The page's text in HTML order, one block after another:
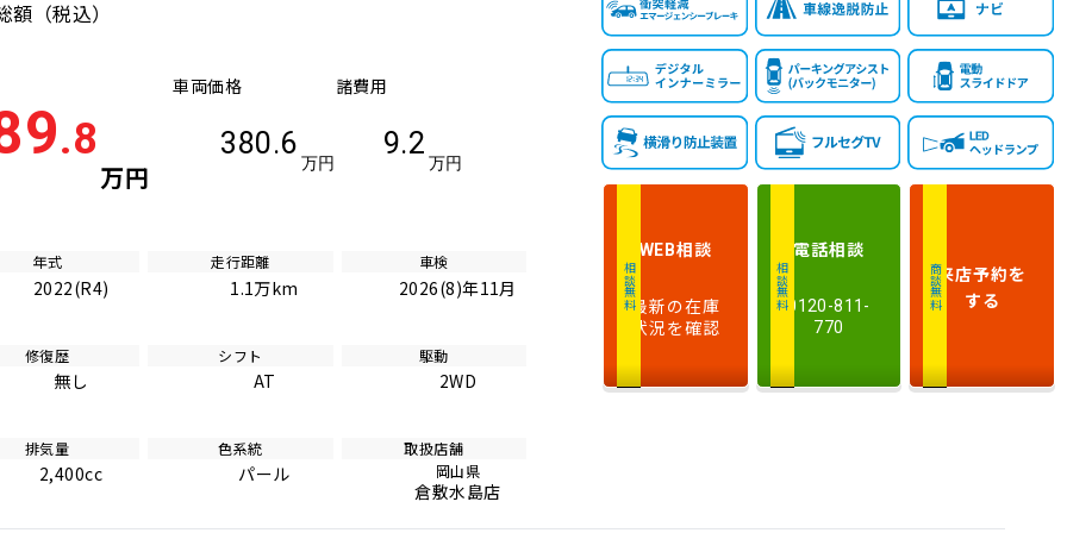
額 （税込）
.8
万円
車両価格
380.6
万円
諸費用
9.2
万円
年式
2022(R4)
走行距離
1.1万km
車検
2026(8)年11月
修復歴
無し
シフト
AT
駆動
2WD
排気量
2,400cc
色系統
パール
取扱店舗
岡山県
倉敷水島店
相談無料
WEB相談
最新の在庫
状況を確認
相談無料
電話相談
0120-811-
770
商談無料来店予約を
する